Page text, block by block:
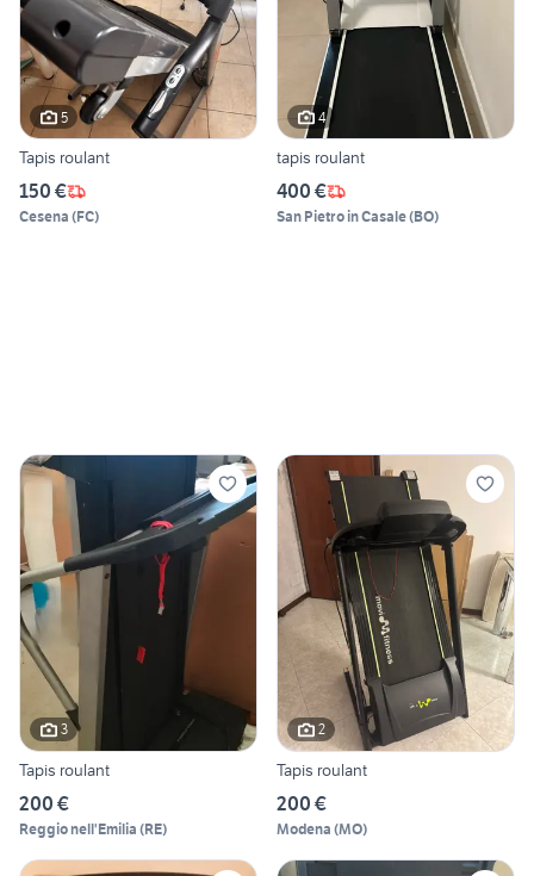
5
Tapis roulant
150 €
Cesena (FC)
4
tapis roulant
400 €
San Pietro in Casale(BO)
3
Tapis roulant
200 €
Reggio nell'Emilia (RE)
2
Tapis roulant
200 €
Modena (MO)